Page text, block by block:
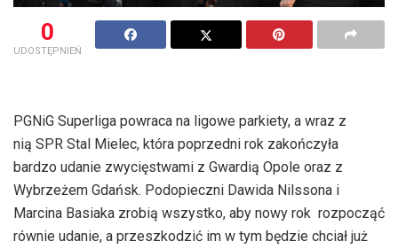
0
UDOSTĘPNIEŃ
PGNiG Superliga powraca na ligowe parkiety, a wraz z
nią SPR Stal Mielec, która poprzedni rok zakończyła
bardzo udanie zwycięstwami z Gwardią Opole oraz z
Wybrzeżem Gdańsk. Podopieczni Dawida Nilssona i
Marcina Basiaka zrobią wszystko, aby nowy rok rozpocząć
równie udanie, a przeszkodzić im w tym będzie chciał już